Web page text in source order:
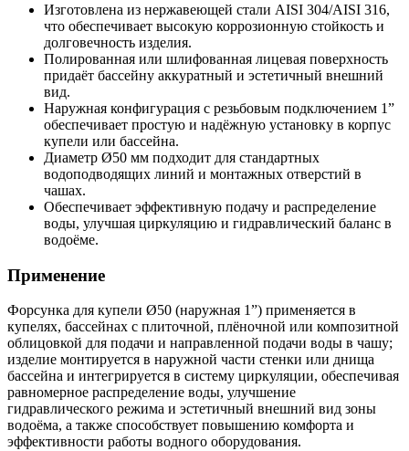
Изготовлена из нержавеющей стали AISI 304/AISI 316,
что обеспечивает высокую коррозионную стойкость и
долговечность изделия.
Полированная или шлифованная лицевая поверхность
придаёт бассейну аккуратный и эстетичный внешний
вид.
Наружная конфигурация с резьбовым подключением 1”
обеспечивает простую и надёжную установку в корпус
купели или бассейна.
Диаметр Ø50 мм подходит для стандартных
водоподводящих линий и монтажных отверстий в
чашах.
Обеспечивает эффективную подачу и распределение
воды, улучшая циркуляцию и гидравлический баланс в
водоёме.
Применение
Форсунка для купели Ø50 (наружная 1”) применяется в
купелях, бассейнах с плиточной, плёночной или композитной
облицовкой для подачи и направленной подачи воды в чашу;
изделие монтируется в наружной части стенки или днища
бассейна и интегрируется в систему циркуляции, обеспечивая
равномерное распределение воды, улучшение
гидравлического режима и эстетичный внешний вид зоны
водоёма, а также способствует повышению комфорта и
эффективности работы водного оборудования.